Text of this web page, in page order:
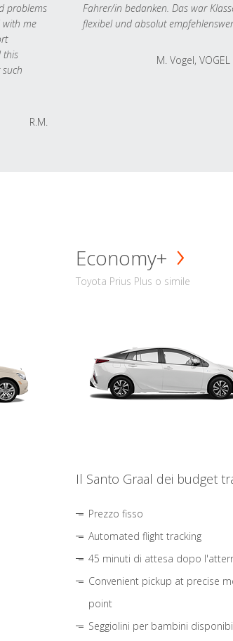
problems
with me
this
R.M.
Fahrer/in bedanken. Das war
flexibel und absolut
M. Vogel,
Economy+
Toyota Prius Plus o simile
Il Santo Graal dei budget
Prezzo fisso
Automated flight tracking
45 minuti di attesa dopo
Convenient pickup at precise
point
Seggiolini per bambini